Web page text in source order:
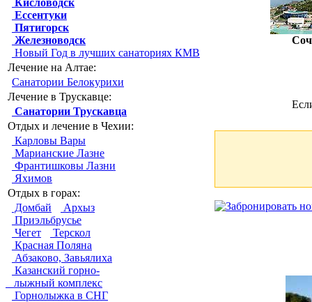
Кисловодск
Ессентуки
Пятигорск
Железноводск
Новый Год в лучших санаториях КМВ
Лечение на Алтае:
Санатории Белокурихи
Лечение в Трускавце:
Санатории Трускавца
Отдых и лечение в Чехии:
Карловы Вары
Марианские Лазне
Франтишковы Лазни
Яхимов
Отдых в горах:
Домбай
Архыз
Приэльбрусье
Чегет
Терскол
Красная Поляна
Абзаково, Завьялиха
Казанский горно-
лыжный комплекс
Горнолыжка в СНГ